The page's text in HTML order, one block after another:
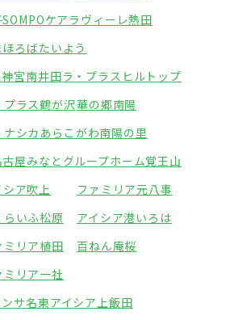
SOMPOケアラヴィーレ熱田
ろばたいよう
宮南井田ラ・プラスヒルトップ
プラス鶴が沢華の郷南陽
ナシカあらこがわ南陽の里
屋みなと グループホーム覚王山
シア吹上
ファミリア元八事
らいふ松原
アイシア港いろは
ミリア植田
百ねん庵桜
ミリア一社
サ名東アイシア上飯田